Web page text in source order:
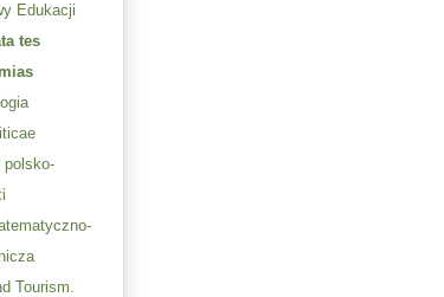
Edukacji
tes
polsko-
Tourism.